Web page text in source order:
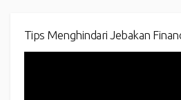
Tips Menghindari Jebakan